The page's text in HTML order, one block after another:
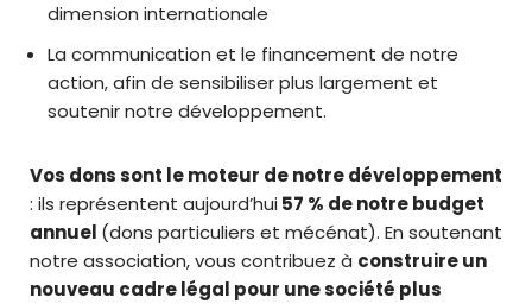
dimension internationale
La communication et le financement de notre
action, afin de sensibiliser plus largement et
soutenir notre développement.
Vos dons sont le moteur de notre développement
: ils représentent aujourd’hui57 % de notre budget
annuel (dons particuliers et mécénat). En soutenant
notre association, vous contribuez à construire un
nouveau cadre légal pour une société plus